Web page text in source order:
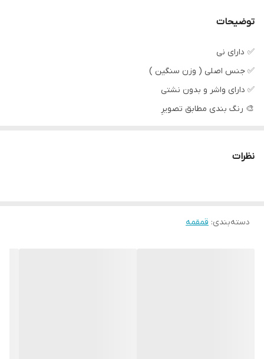
توضیحات
✅ دارای نی
✅ جنس اصلی ( وزن سنگین )
✅ دارای واشر و بدون نشتی
🎨 رنگ بندی مطابق تصویرِ
نظرات
دسته‌بندی: قمقمه